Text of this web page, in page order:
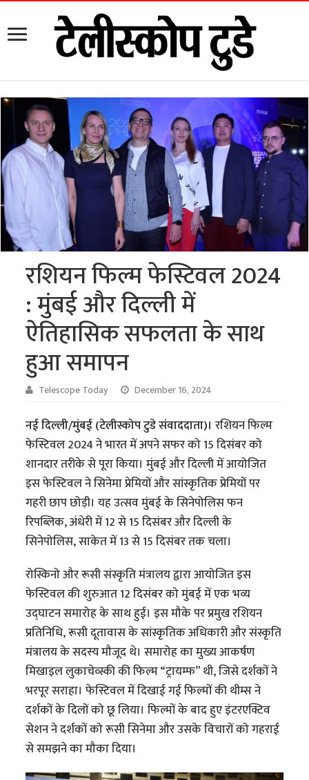
रशियन फिल्म फेस्टिवल 2024
: मुंबई और दिल्ली में
ऐतिहासिक सफलता के साथ
हुआ समापन
Telescope Today December 16, 2024
नई दिल्ली/मुंबई (टेलीस्कोप टुडे संवाददाता)।रशियन फिल्म
फेस्टिवल 2024 ने भारत में अपने सफर को 15 दिसंबर को
शानदार तरीके से पूरा किया। मुंबई और दिल्ली में आयोजित
इस फेस्टिवल ने सिनेमा प्रेमियों और सांस्कृतिक प्रेमियों पर
गहरी छाप छोड़ी। यह उत्सव मुंबई के सिनेपोलिस फन
रिपब्लिक, अंधेरी में 12 से 15 दिसंबर और दिल्ली के
सिनेपोलिस, साकेत में 13 से 15 दिसंबर तक चला।
रोस्किनो और रूसी संस्कृति मंत्रालय द्वारा आयोजित इस
फेस्टिवल की शुरुआत 12 दिसंबर को मुंबई में एक भव्य
उद्घाटन समारोह के साथ हुई। इस मौके पर प्रमुख रशियन
प्रतिनिधि, रूसी दूतावास के सांस्कृतिक अधिकारी और संस्कृति
मंत्रालय के सदस्य मौजूद थे। समारोह का मुख्य आकर्षण
मिखाइल लुकाचेव्स्की की फिल्म “ट्रायम्फ” थी, जिसे दर्शकों ने
भरपूर सराहा। फेस्टिवल में दिखाई गई फिल्मों की थीम्स ने
दर्शकों के दिलों को छू लिया। फिल्मों के बाद हुए इंटरएक्टिव
सेशन ने दर्शकों को रूसी सिनेमा और उसके विचारों को गहराई
से समझने का मौका दिया।